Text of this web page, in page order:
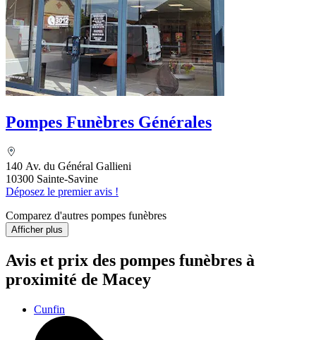
Pompes Funèbres Générales
140 Av. du Général Gallieni
10300 Sainte-Savine
Déposez le premier avis !
Comparez d'autres pompes funèbres
Afficher plus
Avis et prix des pompes funèbres à
proximité de Macey
Cunfin